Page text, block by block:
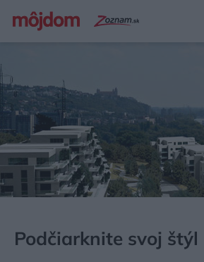
Podčiarknite svoj štýl